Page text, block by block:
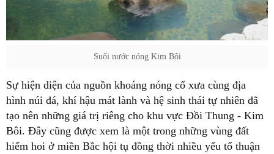
Suối nước nóng Kim Bôi
Sự hiện diện của nguồn khoáng nóng cổ xưa cùng địa
hình núi đá, khí hậu mát lành và hệ sinh thái tự nhiên đã
tạo nên những giá trị riêng cho khu vực Đồi Thung - Kim
Bôi. Đây cũng được xem là một trong những vùng đất
hiếm hoi ở miền Bắc hội tụ đồng thời nhiều yếu tố thuận